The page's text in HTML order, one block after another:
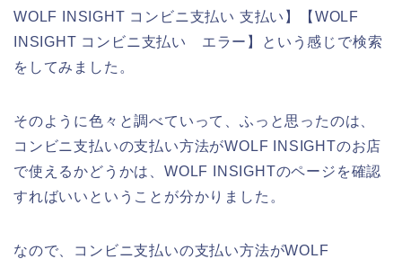
WOLF INSIGHT コンビニ支払い 支払い】【WOLF
INSIGHT コンビニ支払い エラー】という感じで検索
をしてみました。
そのように色々と調べていって、ふっと思ったのは、
コンビニ支払いの支払い方法がWOLF INSIGHTのお店
で使えるかどうかは、WOLF INSIGHTのページを確認
すればいいということが分かりました。
なので、コンビニ支払いの支払い方法がWOLF